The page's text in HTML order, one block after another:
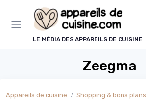
LE MÉDIA DES APPAREILS DE CUISINE
Zeegma
Appareils de cuisine Shopping & bons plans
Panneau de gestion des cookies